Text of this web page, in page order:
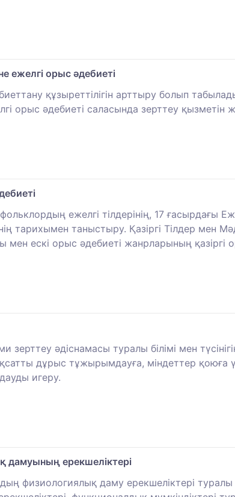
ежелгі орыс әдебиеті
құзыреттілігін арттыру болып
орыс әдебиеті саласында зерттеу қызметін
ежелгі тілдерінің, 17 ғасырдағы
тарихымен таныстыру. Қазіргі Тілдер мен
ескі орыс әдебиеті жанрларының қазіргі
зерттеу әдіснамасы туралы білімі мен
дұрыс тұжырымдауға, міндеттер қоюға
игеру.
ерекшеліктері
физиологиялық даму ерекшеліктері туралы